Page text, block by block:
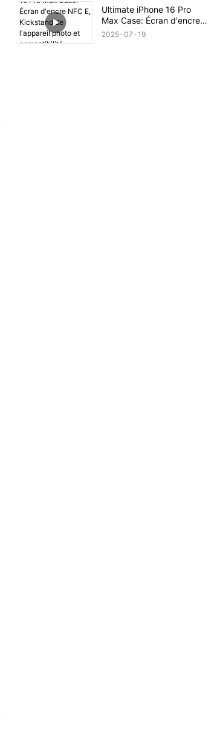
Ultimate iPhone 16 Pro
Max Case: Écran d'encre
NFC E, Kickstand de
2025 07 19